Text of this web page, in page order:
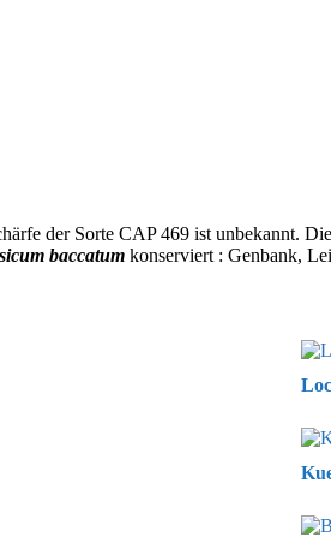
der Sorte CAP 469 ist unbekannt.
baccatum konserviert : Genbank,